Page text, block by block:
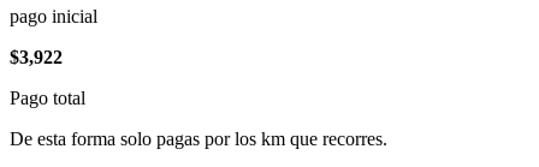
pago inicial
$3,922
Pago total
De esta forma solo pagas por los km que recorres.